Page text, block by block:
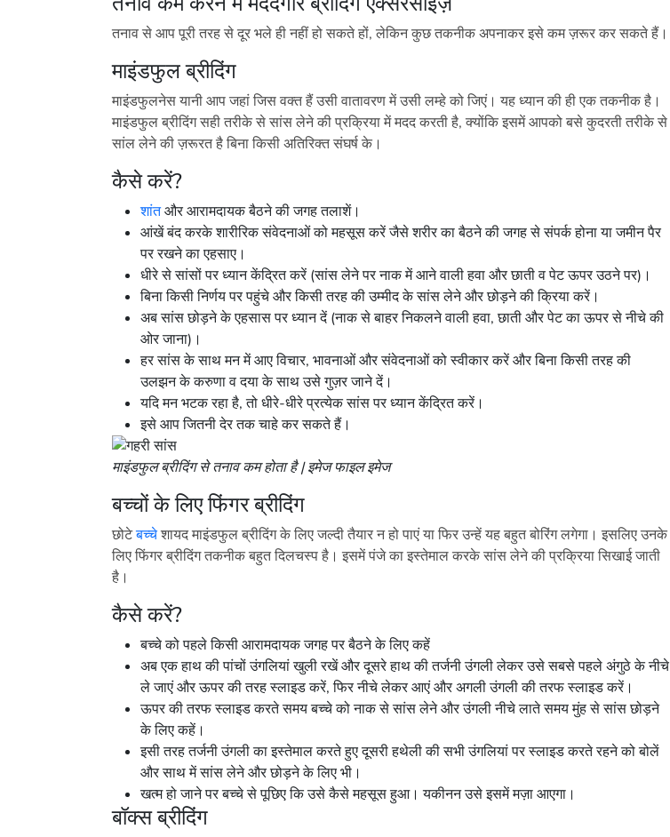
तनाव से आप पूरी तरह से दूर भले ही नहीं हो सकते हों, लेकिन कुछ तकनीक अपनाकर इसे कम ज़रूर कर सकते हैं।
माइंडफुल ब्रीदिंग
माइंडफुलनेस यानी आप जहां जिस वक्त हैं उसी वातावरण में उसी लम्हे को जिएं। यह ध्यान की ही एक तकनीक है।
माइंडफुल ब्रीदिंग सही तरीके से सांस लेने की प्रक्रिया में मदद करती है, क्योंकि इसमें आपको बसे कुदरती तरीके से
सांल लेने की ज़रूरत है बिना किसी अतिरिक्त संघर्ष के।
कैसे करें?
शांतऔर आरामदायक बैठने की जगह तलाशें।
आंखें बंद करके शारीरिक संवेदनाओं को महसूस करें जैसे शरीर का बैठने की जगह से संपर्क होना या जमीन पैर
पर रखने का एहसाए।
धीरे से सांसों पर ध्यान केंद्रित करें (सांस लेने पर नाक में आने वाली हवा और छाती व पेट ऊपर उठने पर)।
बिना किसी निर्णय पर पहुंचे और किसी तरह की उम्मीद के सांस लेने और छोड़ने की क्रिया करें।
अब सांस छोड़ने के एहसास पर ध्यान दें (नाक से बाहर निकलने वाली हवा, छाती और पेट का ऊपर से नीचे की
ओर जाना)।
हर सांस के साथ मन में आए विचार, भावनाओं और संवेदनाओं को स्वीकार करें और बिना किसी तरह की
उलझन के करुणा व दया के साथ उसे गुज़र जाने दें।
यदि मन भटक रहा है, तो धीरे-धीरे प्रत्येक सांस पर ध्यान केंद्रित करें।
इसे आप जितनी देर तक चाहे कर सकते हैं।
माइंडफुल ब्रीदिंग से तनाव कम होता है | इमेज फाइल इमेज
बच्चों के लिए फिंगर ब्रीदिंग
छोटेबच्चेशायद माइंडफुल ब्रीदिंग के लिए जल्दी तैयार न हो पाएं या फिर उन्हें यह बहुत बोरिंग लगेगा। इसलिए उनके
लिए फिंगर ब्रीदिंग तकनीक बहुत दिलचस्प है। इसमें पंजे का इस्तेमाल करके सांस लेने की प्रक्रिया सिखाई जाती
है।
कैसे करें?
बच्चे को पहले किसी आरामदायक जगह पर बैठने के लिए कहें
अब एक हाथ की पांचों उंगलियां खुली रखें और दूसरे हाथ की तर्जनी उंगली लेकर उसे सबसे पहले अंगुठे के नीचे
ले जाएं और ऊपर की तरह स्लाइड करें, फिर नीचे लेकर आएं और अगली उंगली की तरफ स्लाइड करें।
ऊपर की तरफ स्लाइड करते समय बच्चे को नाक से सांस लेने और उंगली नीचे लाते समय मुंह से सांस छोड़ने
के लिए कहें।
इसी तरह तर्जनी उंगली का इस्तेमाल करते हुए दूसरी हथेली की सभी उंगलियां पर स्लाइड करते रहने को बोलें
और साथ में सांस लेने और छोड़ने के लिए भी।
खत्म हो जाने पर बच्चे से पूछिए कि उसे कैसे महसूस हुआ। यकीनन उसे इसमें मज़ा आएगा।
बॉक्स ब्रीदिंग